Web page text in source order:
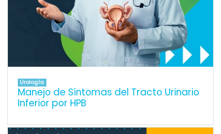
Urología
Manejo de Síntomas del Tracto Urinario
Inferior por HPB